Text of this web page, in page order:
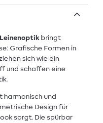
Leinenoptik bringt
Grafische Formen in
sich wie ein
und schaffen eine
harmonisch und
Design für
sorgt. Die spürbar